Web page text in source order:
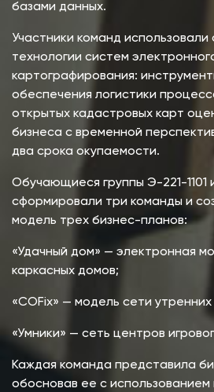
базами данных.
Участники команд
технологии систем
картографирования:
обеспечения логистики
открытых кадастровых карт
бизнеса с временной
два срока окупаемости.
Обучающиеся группы Э-221-1101
сформировали три команды и
модель трех бизнес-планов:
«Удачный дом» — электронная
каркасных домов;
«COFix» — модель сети
«Умники» — сеть центров
Каждая команда представила
обосновав ее с использованием